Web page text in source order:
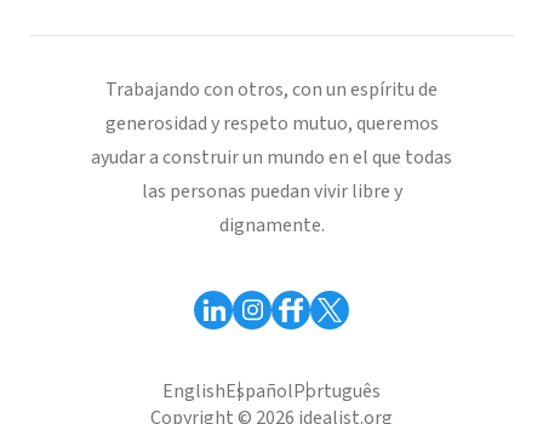
Trabajando con otros, con un espíritu de
generosidad y respeto mutuo, queremos
ayudar a construir un mundo en el que todas
las personas puedan vivir libre y
dignamente.
EnglishEspañolPortuguês
Copyright © 2026 idealist.org